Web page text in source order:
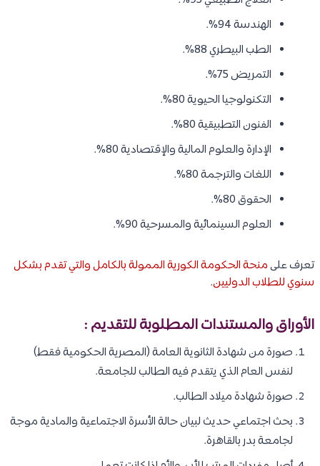
الهندسة 94%.
الطب البيطري 88%.
التمريض 75%.
التكنولوجيا الحيوية 80%.
الفنون التطبيقية 80%.
الإدارة والعلوم المالية والإقتصادية 80%.
اللغات والترجمة 80%.
الحقوق 80%.
العلوم السينمائية والمسرحية 90%.
تعرف علىمنحة الحكومة الكورية الممولة بالكامل والتي تقدم بشكل
سنوي للطلاب الدوليين.
الأوراق والمستندات المطلوبة للتقديم :
صورة من شهادة الثانوية العامة (المصرية الحكومية فقط)
لنفس العام الذي يتقدم فيه الطالب للجامعة.
صورة شهادة ميلاد الطالب.
بحث اجتماعي حديث لبيان حالة الأسرة الاجتماعية والمادية موجة
لجامعة بدر بالقاهرة.